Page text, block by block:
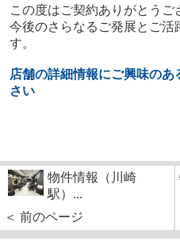
この度はご契約ありがとうご
今後のさらなるご発展とご活
す。
店舗の詳細情報にご興味の
さい
物件情報（川崎
駅）...
＜ 前のページ